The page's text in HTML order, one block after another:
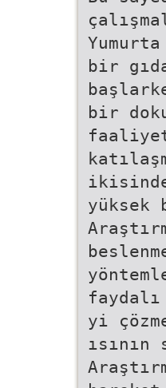
bir
bir
yüksek
yi